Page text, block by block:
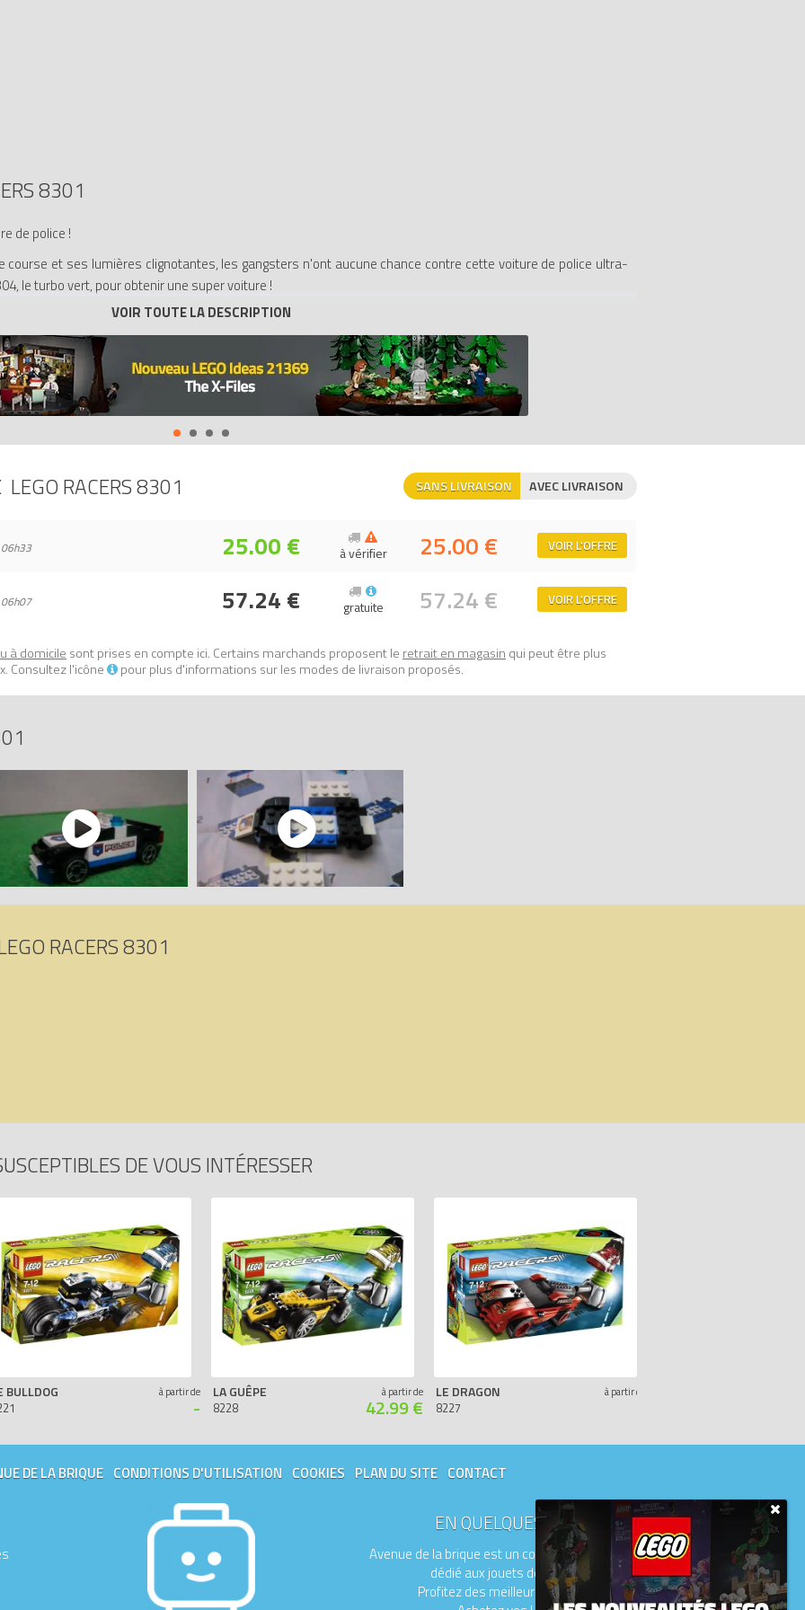
8301
de police !
course et ses lumières clignotantes, les gangsters n'ont aucune chance contre cette voiture de police ultra-
le turbo vert, pour obtenir une super voiture !
vert, pour construire une super voiture !
des fenêtres de toit et l'aileron avant
0673419144193.
LEGO RACERS 8301 SANS LIVRAISON AVEC LIVRAISON
25.00 € 25.00 € VOIR L'OFFRE
à vérifier
57.24 € 57.24 € VOIR L'OFFRE
gratuite
à domicile sont prises en compte ici. Certains marchands proposent le retrait en magasin qui peut être plus
Consultez l'icône
pour plus d'informations sur les modes de livraison proposés.
RACERS 8301
DE VOUS INTÉRESSER
BULLDOG à partir de
-
LA GUÊPE
8228
à partir de
42.99 €
LE DRAGON
8227
à partir de
DE LA BRIQUE CONDITIONS D'UTILISATION COOKIES PLAN DU SITE CONTACT
EN QUELQUES MOTS
Avenue de la brique est un comparateur de prix
dédié aux jouets de la marque LEGO.
Profitez des meilleurs prix du moment.